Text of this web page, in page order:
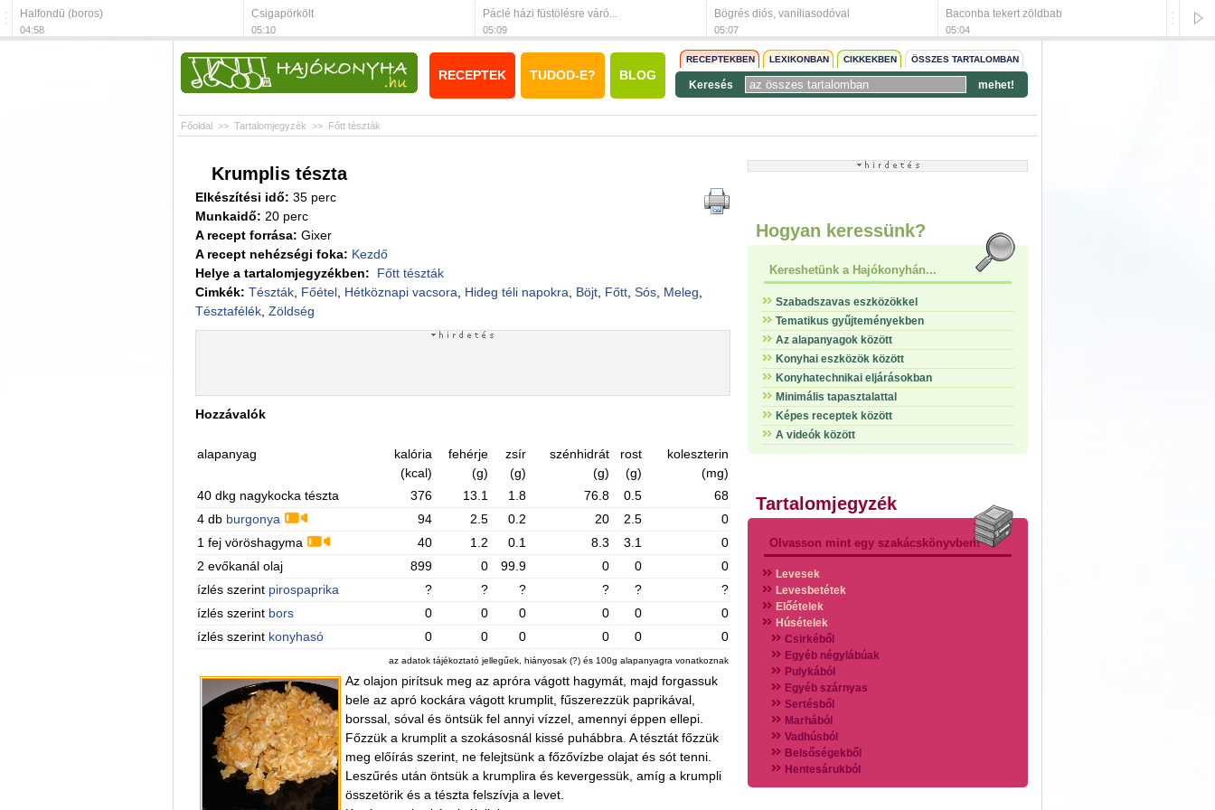
Halfondü (boros)
04:58
Csigapörkölt
05:10
Páclé házi füstölésre váró...
05:09
Bögrés diós, vaníliasodóval
05:07
Baconba tekert zöldbab
05:04
RECEPTEK TUDOD-E? BLOG
RECEPTEKBEN LEXIKONBAN CIKKEKBEN ÖSSZES TARTALOMBAN
Keresés mehet!
Főoldal >> Tartalomjegyzék >> Főtt tészták
Krumplis tészta
Elkészítési idő: 35 perc
Munkaidő: 20 perc
A recept forrása: Gixer
A recept nehézségi foka: Kezdő
Helye a tartalomjegyzékben:
Főtt tészták
Cimkék: Tészták, Főétel, Hétköznapi vacsora Hideg téli napokra Böjt, Főtt, Sós, Meleg
Tésztafélék, Zöldség
Hozzávalók
alapanyag
kalória
(kcal)
fehérje
(g)
zsír
(g)
szénhidrát
(g)
rost
(g)
koleszterin
(mg)
40 dkg nagykocka tészta
376 13.1 1.8 76.8 0.5
68
4 db burgonya 94 2.5 0.2 20 2.5
0
1 fej vöröshagyma
40 1.2 0.1 8.3 3.1
0
2 evőkanál olaj
899 0 99.9 0 0
0
ízlés szerint pirospaprika ? ? ? ? ?
?
ízlés szerint bors 0 0 0 0 0
0
ízlés szerint konyhasó 0 0 0 0 0 0
az adatok tájékoztató jellegűek, hiányosak (?) és 100g alapanyagra vonatkoznak
Az olajon pirítsuk meg az apróra vágott hagymát, majd forgassuk
bele az apró kockára vágott krumplit, fűszerezzük paprikával,
borssal, sóval és öntsük fel annyi vízzel, amennyi éppen ellepi.
Főzzük a krumplit a szokásosnál kissé puhábbra. A tésztát főzzük
meg előírás szerint, ne felejtsünk a főzővízbe olajat és sót tenni.
Leszűrés után öntsük a krumplira és kevergessük, amíg a krumpli
összetörik és a tészta felszívja a levet.
Hogyan keressünk?
Kereshetünk a Hajókonyhán...
Szabadszavas eszközökkel
Tematikus gyűjteményekben
Az alapanyagok között
Konyhai eszközök között
Konyhatechnikai eljárásokban
Minimális tapasztalattal
Képes receptek között
A videók között
Tartalomjegyzék
Olvasson mint egy szakácskönyvben!
Levesek
Levesbetétek
Előételek
Húsételek
Csirkéből
Egyéb négylábúak
Pulykából
Egyéb szárnyas
Sertésből
Marhából
Vadhúsból
Belsőségekből
Hentesárukból
Vadszárnyasokból